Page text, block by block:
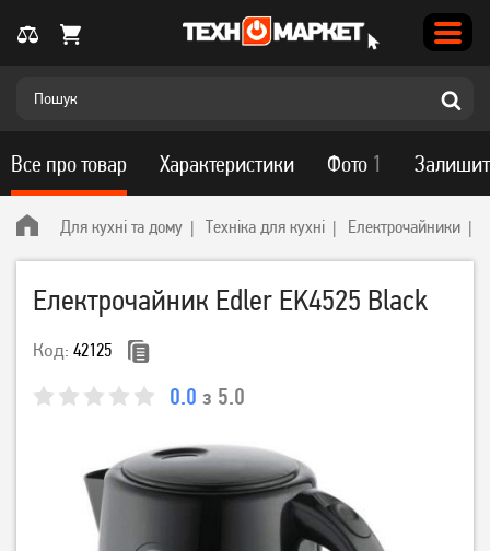
Для кухні та дому Техніка для кухні Електрочайники
Електрочайник Edler EK4525 Black
Код: 42125
0.0 з 5.0
Все про товар Характеристики Фото 1